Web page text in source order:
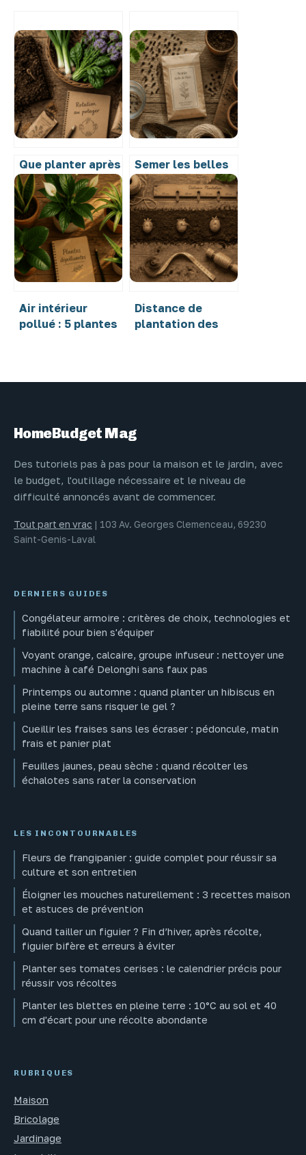
Que planter après
les pommes de
terre ? 4 familles
de légumes pour
restaurer votre
sol
Semer les belles
de nuit : 24h de
trempage et 18°C
pour une levée
réussie
Air intérieur
pollué : 5 plantes
Distance de
plantation des
HomeBudget Mag
Des tutoriels pas à pas pour la maison et le jardin, avec
le budget, l'outillage nécessaire et le niveau de
difficulté annoncés avant de commencer.
Tout part en vrac | 103 Av. Georges Clemenceau, 69230
Saint-Genis-Laval
DERNIERS GUIDES
Congélateur armoire : critères de choix, technologies et
fiabilité pour bien s'équiper
Voyant orange, calcaire, groupe infuseur : nettoyer une
machine à café Delonghi sans faux pas
Printemps ou automne : quand planter un hibiscus en
pleine terre sans risquer le gel ?
Cueillir les fraises sans les écraser : pédoncule, matin
frais et panier plat
Feuilles jaunes, peau sèche : quand récolter les
échalotes sans rater la conservation
LES INCONTOURNABLES
Fleurs de frangipanier : guide complet pour réussir sa
culture et son entretien
Éloigner les mouches naturellement : 3 recettes maison
et astuces de prévention
Quand tailler un figuier ? Fin d’hiver, après récolte,
figuier bifère et erreurs à éviter
Planter ses tomates cerises : le calendrier précis pour
réussir vos récoltes
Planter les blettes en pleine terre : 10°C au sol et 40
cm d'écart pour une récolte abondante
RUBRIQUES
Maison
Bricolage
Jardinage